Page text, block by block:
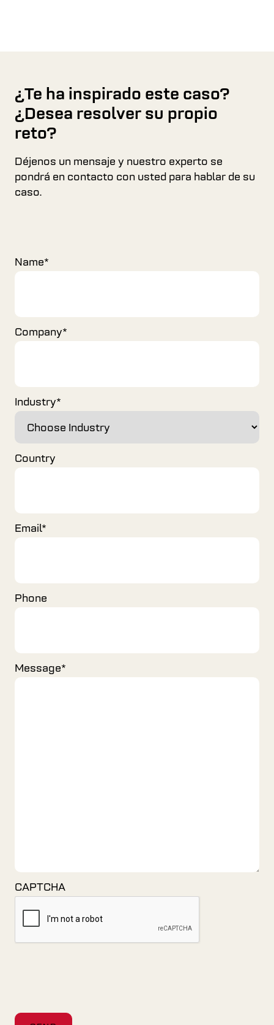
¿Te ha inspirado este caso?
¿Desea resolver su propio
reto?
Déjenos un mensaje y nuestro experto se
pondrá en contacto con usted para hablar de su
caso.
Name*
Company*
Industry*
Country
Email*
Phone
Message*
CAPTCHA